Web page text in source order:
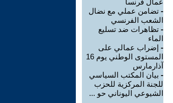
عمال فرنسا
- تضامن عملي مع نضال
الشعب الفرنسي
- تظاهرات ضد تسليع
الماء
- إضراب عمالي على
المستوى الوطني يوم 16
آذارمارس
- بيان المكتب السياسي
للجنة المركزية للحزب
الشيوعي اليوناني حو ...